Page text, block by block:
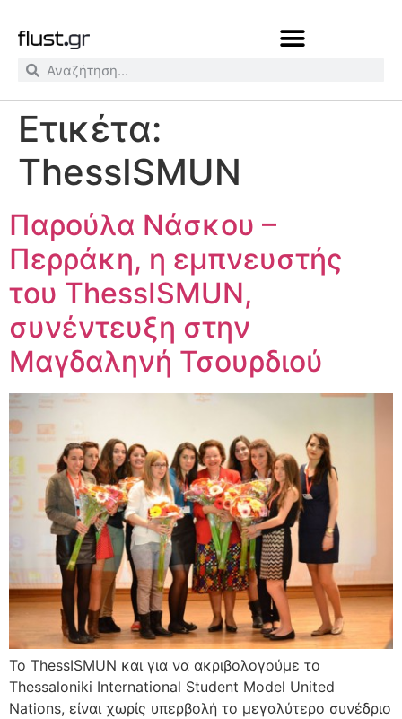
Ετικέτα:
ThessISMUN
Παρούλα Νάσκου –
Περράκη, η εμπνευστής
του ThessISMUN,
συνέντευξη στην
Μαγδαληνή Τσουρδιού
Το ThessISMUN και για να ακριβολογούμε το
Thessaloniki International Student Model United
Nations, είναι χωρίς υπερβολή το μεγαλύτερο συνέδριο